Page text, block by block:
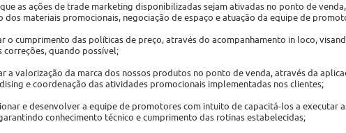
as ações de trade marketing disponibilizadas sejam ativadas no ponto de
dos materiais promocionais, negociação de espaço e atuação da equipe de
o cumprimento das políticas de preço, através do acompanhamento in loco,
correções, quando possível;
a valorização da marca dos nossos produtos no ponto de venda, através da
e coordenação das atividades promocionais implementadas nos clientes;
e desenvolver a equipe de promotores com intuito de capacitá-los a executar
conhecimento técnico e cumprimento das rotinas estabelecidas;